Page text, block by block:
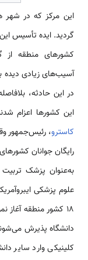
گردید. ایده تأسیس
در این حادثه،
این کشورها اعزام شدند. در
کاسترو، رئیس‌جمهور
رایگان جوانان
دانشگاه پذیرش
کلینیکی وارد سایر